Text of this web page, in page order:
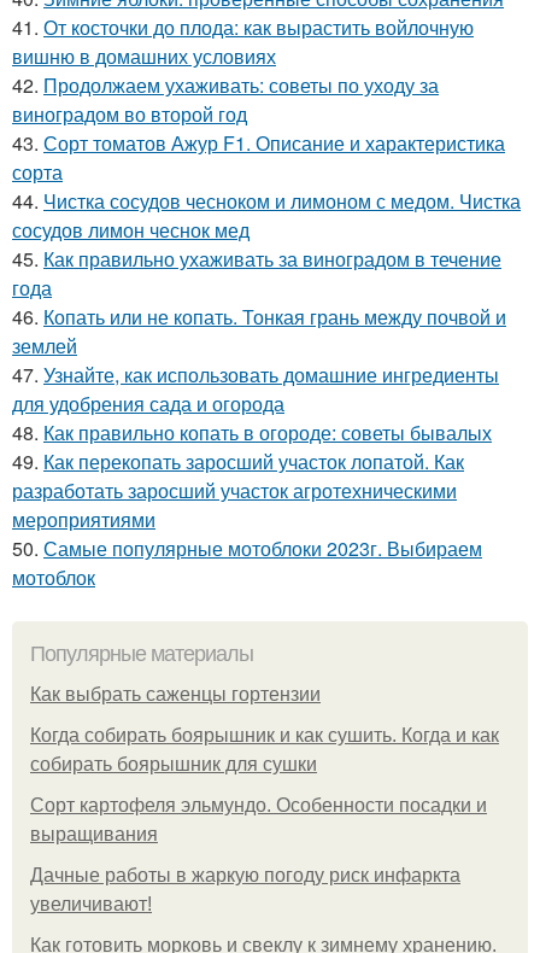
41. От косточки до плода: как вырастить войлочную
вишню в домашних условиях
42. Продолжаем ухаживать: советы по уходу за
виноградом во второй год
43. Сорт томатов Ажур F1. Описание и характеристика
сорта
44. Чистка сосудов чесноком и лимоном с медом. Чистка
сосудов лимон чеснок мед
45. Как правильно ухаживать за виноградом в течение
года
46. Копать или не копать. Тонкая грань между почвой и
землей
47. Узнайте, как использовать домашние ингредиенты
для удобрения сада и огорода
48. Как правильно копать в огороде: советы бывалых
49. Как перекопать заросший участок лопатой. Как
разработать заросший участок агротехническими
мероприятиями
50. Самые популярные мотоблоки 2023г. Выбираем
мотоблок
Популярные материалы
Как выбрать саженцы гортензии
Когда собирать боярышник и как сушить. Когда и как
собирать боярышник для сушки
Сорт картофеля эльмундо. Особенности посадки и
выращивания
Дачные работы в жаркую погоду риск инфаркта
увеличивают!
Как готовить морковь и свеклу к зимнему хранению.